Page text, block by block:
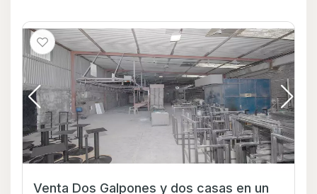
Venta Dos Galpones y dos casas en un